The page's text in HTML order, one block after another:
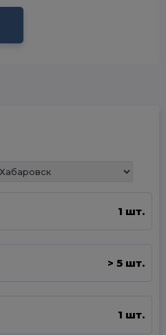
1 шт.
> 5 шт.
1 шт.